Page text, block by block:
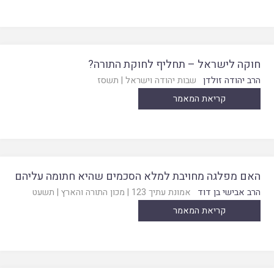
חוקה לישראל – תחליף לחוקת התורה?
הרב יהודה זולדן שבות יהודה וישראל | תשסז
קריאת המאמר
האם מפלגה מחויבת למלא הסכמים שהיא חתומה עליהם
הרב אבישי בן דוד אמונת עתיך 123 | מכון התורה והארץ | תשעט
קריאת המאמר